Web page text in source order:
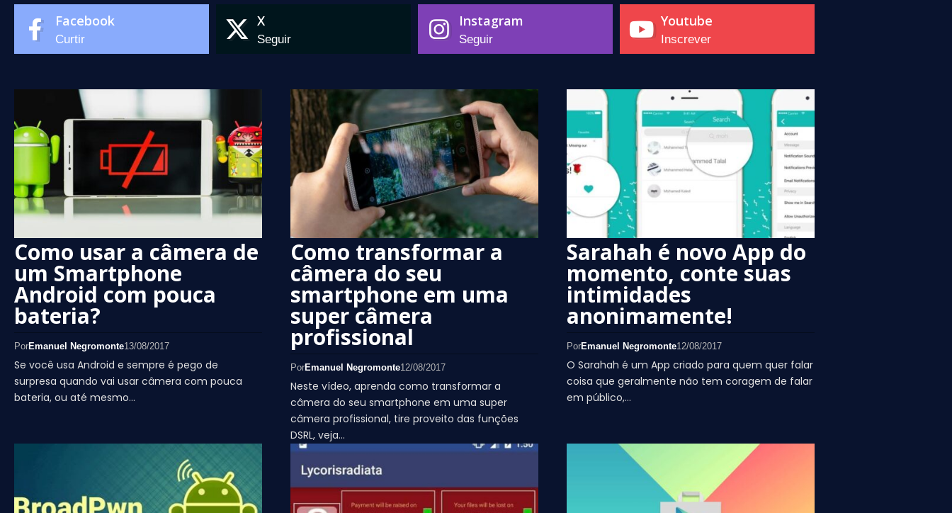
Facebook
Curtir
X
Seguir
Instagram
Seguir
Youtube
Inscrever
Como usar a câmera de
um Smartphone
Android com pouca
bateria?
PorEmanuel Negromonte13/08/2017
Se você usa Android e sempre é pego de
surpresa quando vai usar câmera com pouca
bateria, ou até mesmo…
Como transformar a
câmera do seu
smartphone em uma
super câmera
profissional
PorEmanuel Negromonte12/08/2017
Neste vídeo, aprenda como transformar a
câmera do seu smartphone em uma super
câmera profissional, tire proveito das funções
DSRL, veja…
Sarahah é novo App do
momento, conte suas
intimidades
anonimamente!
PorEmanuel Negromonte12/08/2017
O Sarahah é um App criado para quem quer falar
coisa que geralmente não tem coragem de falar
em público,…